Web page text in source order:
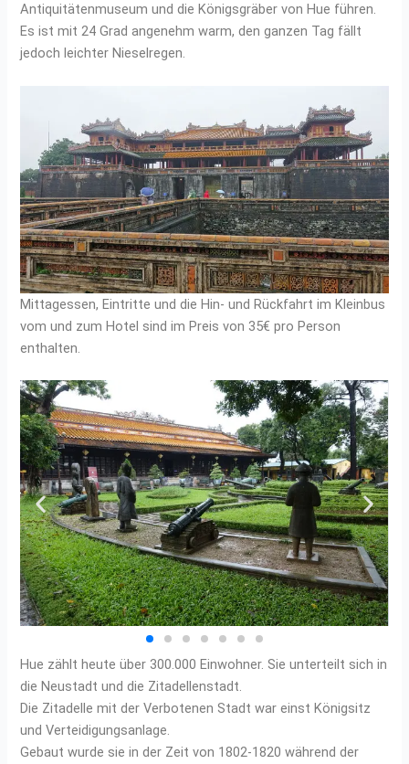
Antiquitätenmuseum und die Königsgräber von Hue führen.
Es ist mit 24 Grad angenehm warm, den ganzen Tag fällt
jedoch leichter Nieselregen.
Mittagessen, Eintritte und die Hin- und Rückfahrt im Kleinbus
vom und zum Hotel sind im Preis von 35€ pro Person
enthalten.
Hue zählt heute über 300.000 Einwohner. Sie unterteilt sich in
die Neustadt und die Zitadellenstadt.
Die Zitadelle mit der Verbotenen Stadt war einst Königsitz
und Verteidigungsanlage.
Gebaut wurde sie in der Zeit von 1802-1820 während der